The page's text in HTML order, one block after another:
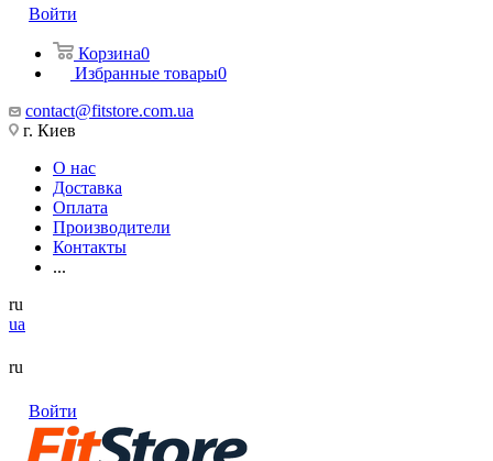
Войти
Корзина0
Избранные товары0
contact@fitstore.com.ua
г. Киев
О нас
Доставка
Оплата
Производители
Контакты
...
ru
ua
ru
Войти